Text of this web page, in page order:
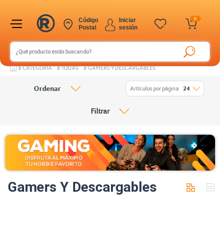
0
Iniciar
sesión
Código
Postal
CATEGORÍA TODAS GAMERS Y DESCARGABLES
Gamers Y Descargables
Ordenar Artículos por página 24
Filtrar